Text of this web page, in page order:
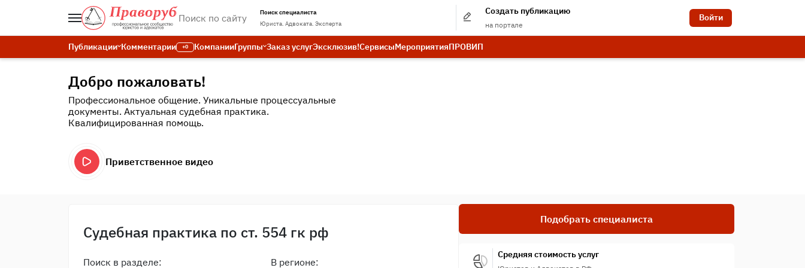
Поиск специалиста
Юриста. Адвоката. Эксперта
Создать публикацию
на портале
Войти
Публикации Комментарии +0 КомпанииГруппы Заказ услугЭксклюзив!СервисыМероприятияПРОВИП
Добро пожаловать!
Профессиональное общение. Уникальные процессуальные
документы. Актуальная судебная практика.
Квалифицированная помощь.
Приветственное видео
Судебная практика по ст. 554 гк рф
Поиск в разделе: В регионе:
Подобрать специалиста
Средняя стоимость услуг